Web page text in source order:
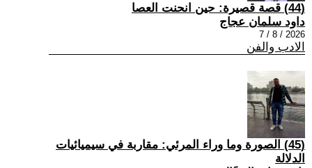
(44) قصة قصيرة: حين انحنت العصا
داود سلمان عجاج
2026 / 8 / 7
الادب والفن
(45) الصورة وما وراء المرئي: مقاربة في سيميائيات
الدلالة